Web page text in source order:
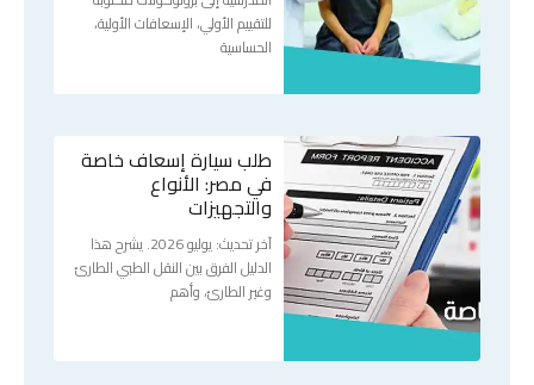
للتقييم الأولي، الإسعافات الأولية،
الحساسية
طلب سيارة إسعاف خاصة
في مصر: الأنواع
والتجهيزات
آخر تحديث: يوليو 2026. يشرح هذا
الدليل الفرق بين النقل الطبي الطارئ
وغير الطارئ، وأهم